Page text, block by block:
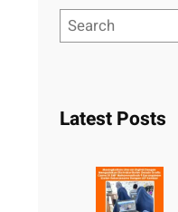
e
cLatest Posts